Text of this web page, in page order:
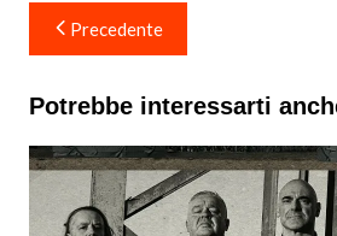
Navigazione
articoli
Precedente
Potrebbe interessarti